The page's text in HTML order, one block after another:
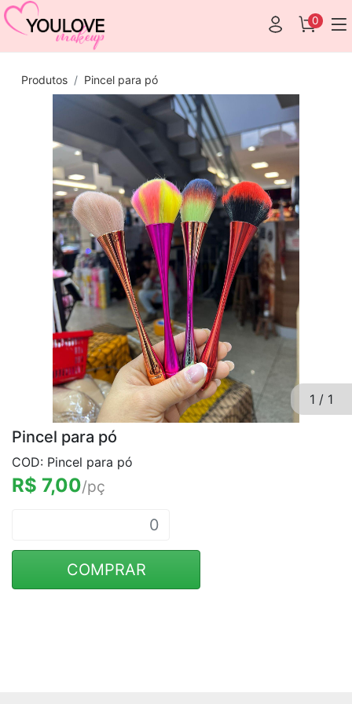
0
Produtos Pincel para pó
1 / 1
Pincel para pó
COD: Pincel para pó
R$ 7,00/pç
COMPRAR